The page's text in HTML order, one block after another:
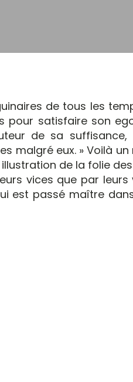
de tous les
pour satisfaire son
de sa
malgré eux. » Voilà
de la folie
vices que par
est passé maître